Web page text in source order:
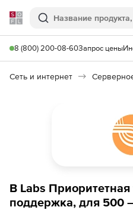
Softline
Поиск
8 (800) 200-08-60Запрос цены
Сеть и интернет
B Labs Приоритетная
поддержка, для 500